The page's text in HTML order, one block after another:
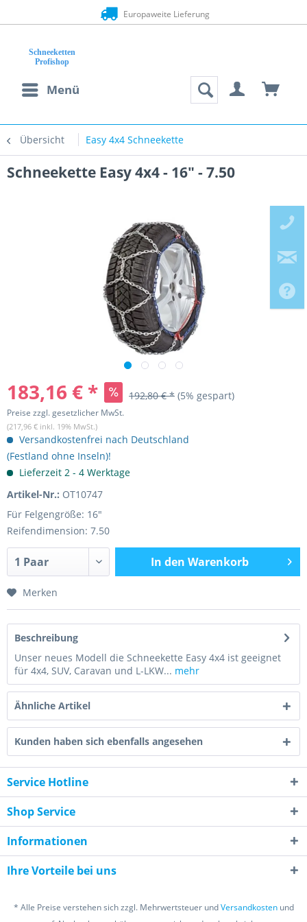
Europaweite Lieferung
Menü
Übersicht Easy 4x4 Schneekette
Schneekette Easy 4x4 - 16" - 7.50
183,16 € * 192,80 € * (5% gespart)
Preise zzgl. gesetzlicher MwSt.
(217,96 € inkl. 19% MwSt.)
Versandkostenfrei nach Deutschland
(Festland ohne Inseln)!
Lieferzeit 2 - 4 Werktage
Artikel-Nr.: OT10747
Für Felgengröße: 16"
Reifendimension: 7.50
In den Warenkorb
Merken
Beschreibung
Unser neues Modell die Schneekette Easy 4x4 ist geeignet
für 4x4, SUV, Caravan und L-LKW... mehr
Ähnliche Artikel
Kunden haben sich ebenfalls angesehen
Service Hotline
Shop Service
Informationen
Ihre Vorteile bei uns
* Alle Preise verstehen sich zzgl. Mehrwertsteuer undVersandkostenund